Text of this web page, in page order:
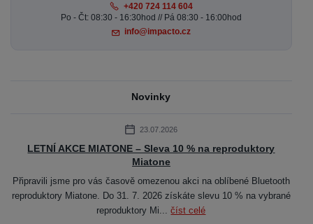
+420 724 114 604
Po - Čt: 08:30 - 16:30hod // Pá 08:30 - 16:00hod
info@impacto.cz
Novinky
23.07.2026
LETNÍ AKCE MIATONE – Sleva 10 % na reproduktory
Miatone
Připravili jsme pro vás časově omezenou akci na oblíbené Bluetooth
reproduktory Miatone. Do 31. 7. 2026 získáte slevu 10 % na vybrané
reproduktory Mi...číst celé